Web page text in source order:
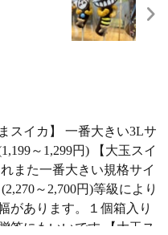
まスイカ】 一番大きい3Lサ
～1,299円) 【大玉スイ
また一番大きい規格サイ
～2,700円)等級により
があります。１個箱入り
答にもいいです 【大玉ス